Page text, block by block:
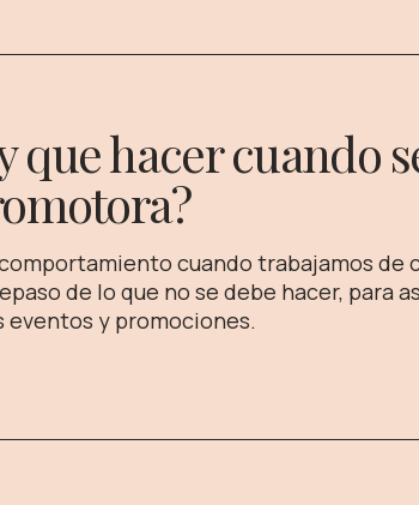
que hacer cuando
cuando trabajamos de
de lo que no se debe hacer, para
y promociones.